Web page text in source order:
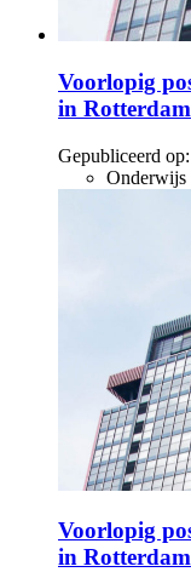
Voorlopig
in Rotterdam
Gepubliceerd op:
Onderwijs
Voorlopig
in Rotterdam